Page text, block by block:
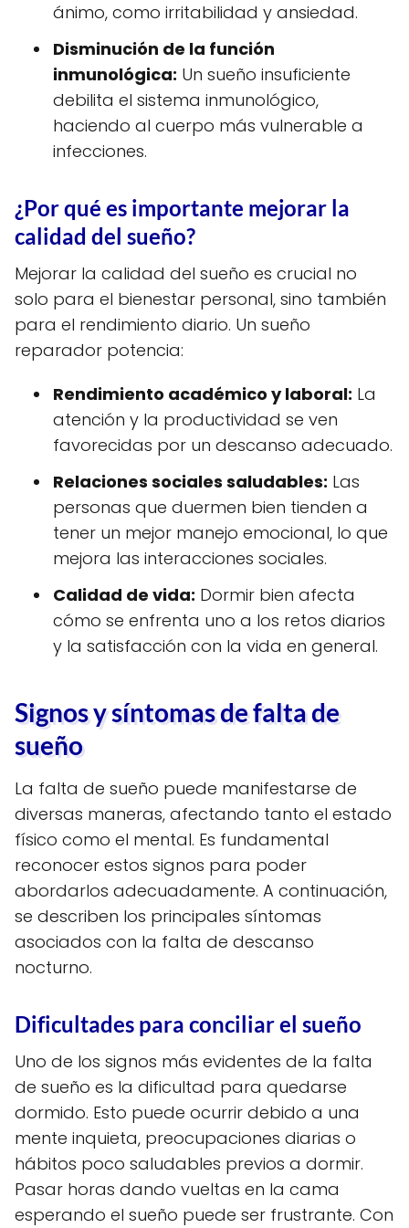
ánimo, como irritabilidad y ansiedad.
Disminución de la función
inmunológica: Un sueño insuficiente
debilita el sistema inmunológico,
haciendo al cuerpo más vulnerable a
infecciones.
¿Por qué es importante mejorar la
calidad del sueño?
Mejorar la calidad del sueño es crucial no
solo para el bienestar personal, sino también
para el rendimiento diario. Un sueño
reparador potencia:
Rendimiento académico y laboral: La
atención y la productividad se ven
favorecidas por un descanso adecuado.
Relaciones sociales saludables: Las
personas que duermen bien tienden a
tener un mejor manejo emocional, lo que
mejora las interacciones sociales.
Calidad de vida: Dormir bien afecta
cómo se enfrenta uno a los retos diarios
y la satisfacción con la vida en general.
Signos y síntomas de falta de
sueño
La falta de sueño puede manifestarse de
diversas maneras, afectando tanto el estado
físico como el mental. Es fundamental
reconocer estos signos para poder
abordarlos adecuadamente. A continuación,
se describen los principales síntomas
asociados con la falta de descanso
nocturno.
Dificultades para conciliar el sueño
Uno de los signos más evidentes de la falta
de sueño es la dificultad para quedarse
dormido. Esto puede ocurrir debido a una
mente inquieta, preocupaciones diarias o
hábitos poco saludables previos a dormir.
Pasar horas dando vueltas en la cama
esperando el sueño puede ser frustrante. Con